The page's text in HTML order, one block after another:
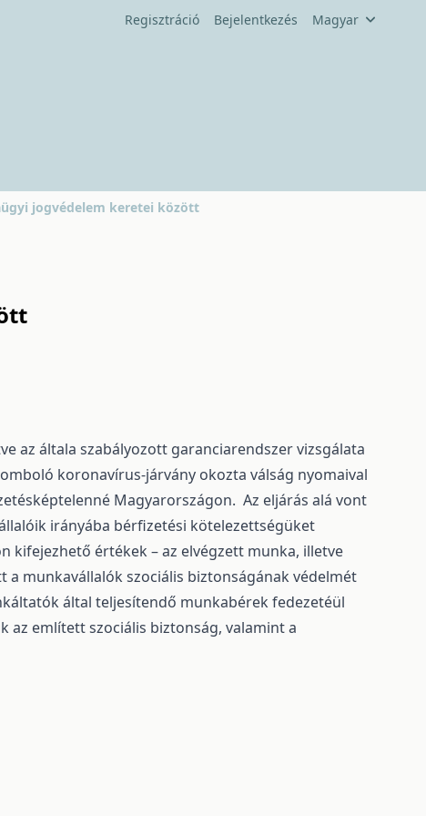
Regisztráció Bejelentkezés Magyar
jogvédelem keretei között
az általa szabályozott garanciarendszer vizsgálata
koronavírus-járvány okozta válság nyomaival
Magyarországon. Az eljárás alá vont
irányába bérfizetési kötelezettségüket
kifejezhető értékek – az elvégzett munka, illetve
a munkavállalók szociális biztonságának védelmét
által teljesítendő munkabérek fedezetéül
az említett szociális biztonság, valamint a